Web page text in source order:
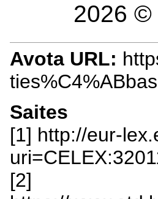
2026 ©
Avota URL:
ties%C4%ABbas
Saites
[1] http://eur-
[2]